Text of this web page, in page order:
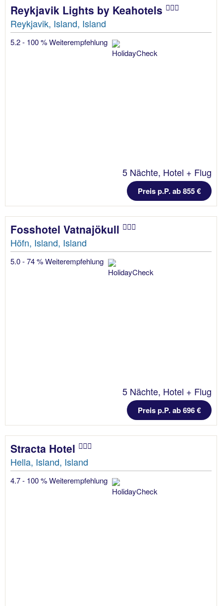
Reykjavik Lights by Keahotels
Reykjavik, Island, Island
5.2 - 100 % Weiterempfehlung
5 Nächte, Hotel + Flug
Preis p.P. ab 855 €
Fosshotel Vatnajökull
Höfn, Island, Island
5.0 - 74 % Weiterempfehlung
5 Nächte, Hotel + Flug
Preis p.P. ab 696 €
Stracta Hotel
Hella, Island, Island
4.7 - 100 % Weiterempfehlung